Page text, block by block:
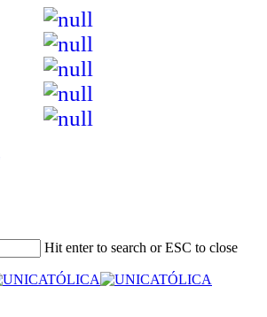
Hit enter to search or ESC to close